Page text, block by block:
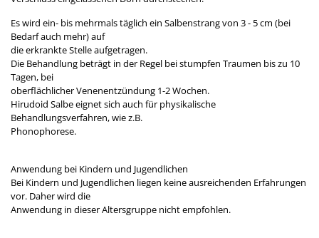
Es wird ein- bis mehrmals täglich ein Salbenstrang von 3 - 5 cm (bei
Bedarf auch mehr) auf
die erkrankte Stelle aufgetragen.
Die Behandlung beträgt in der Regel bei stumpfen Traumen bis zu 10
Tagen, bei
oberflächlicher Venenentzündung 1-2 Wochen.
Hirudoid Salbe eignet sich auch für physikalische
Behandlungsverfahren, wie z.B.
Phonophorese.
Anwendung bei Kindern und Jugendlichen
Bei Kindern und Jugendlichen liegen keine ausreichenden Erfahrungen
vor. Daher wird die
Anwendung in dieser Altersgruppe nicht empfohlen.